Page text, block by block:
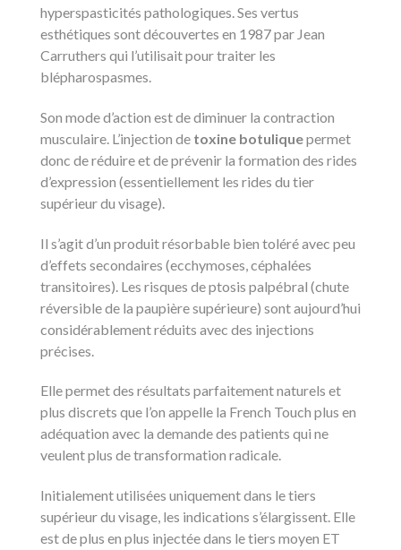
hyperspasticités pathologiques. Ses vertus
esthétiques sont découvertes en 1987 par Jean
Carruthers qui l’utilisait pour traiter les
blépharospasmes.
Son mode d’action est de diminuer la contraction
musculaire. L’injection de toxine botuliquepermet
donc de réduire et de prévenir la formation des rides
d’expression (essentiellement les rides du tier
supérieur du visage).
Il s’agit d’un produit résorbable bien toléré avec peu
d’effets secondaires (ecchymoses, céphalées
transitoires). Les risques de ptosis palpébral (chute
réversible de la paupière supérieure) sont aujourd’hui
considérablement réduits avec des injections
précises.
Elle permet des résultats parfaitement naturels et
plus discrets que l’on appelle la French Touch plus en
adéquation avec la demande des patients qui ne
veulent plus de transformation radicale.
Initialement utilisées uniquement dans le tiers
supérieur du visage, les indications s’élargissent. Elle
est de plus en plus injectée dans le tiers moyen ET